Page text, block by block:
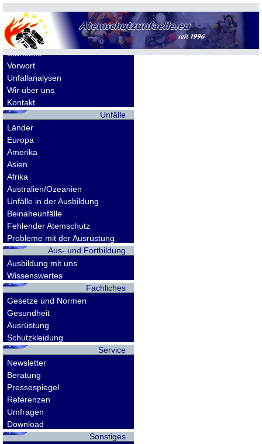
Allgemeines
Startseite
Vorwort
Unfallanalysen
Wir über uns
Kontakt
Unfälle
Länder
Europa
Amerika
Asien
Afrika
Australien/Ozeanien
Unfälle in der Ausbildung
Beinaheunfälle
Fehlender Atemschutz
Probleme mit der Ausrüstung
Aus- und Fortbildung
Ausbildung mit uns
Wissenswertes
Fachliches
Gesetze und Normen
Gesundheit
Ausrüstung
Schutzkleidung
Service
Newsletter
Beratung
Pressespiegel
Referenzen
Umfragen
Download
Sonstiges